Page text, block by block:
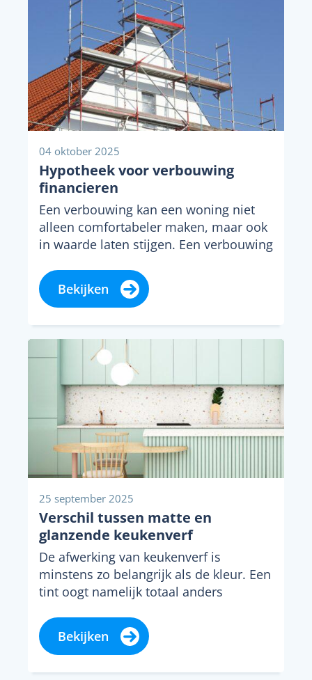
04 oktober 2025
Hypotheek voor verbouwing
financieren
Een verbouwing kan een woning niet
alleen comfortabeler maken, maar ook
in waarde laten stijgen. Een verbouwing
Bekijken
25 september 2025
Verschil tussen matte en
glanzende keukenverf
De afwerking van keukenverf is
minstens zo belangrijk als de kleur. Een
tint oogt namelijk totaal anders
Bekijken